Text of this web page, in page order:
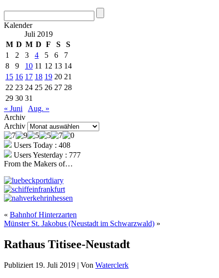
Kalender
Juli 2019
M D M D F S
S
1
2 3 4 5 6
7
8
9 10 11 12 13 14
15 16 17 18 19 20 21
22 23 24 25 26 27 28
29 30 31
« Juni
Aug. »
Archiv
Archiv
Users Today : 408
Users Yesterday : 777
From the Makers of…
« Bahnhof Hinterzarten
Münster St. Jakobus (Neustadt im Schwarzwald) »
Rathaus Titisee-Neustadt
Publiziert 19. Juli 2019 | Von Waterclerk